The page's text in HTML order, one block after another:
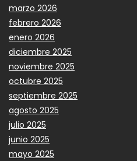
marzo 2026
febrero 2026
enero 2026
diciembre 2025
noviembre 2025
octubre 2025
septiembre 2025
agosto 2025
julio 2025
junio 2025
mayo 2025